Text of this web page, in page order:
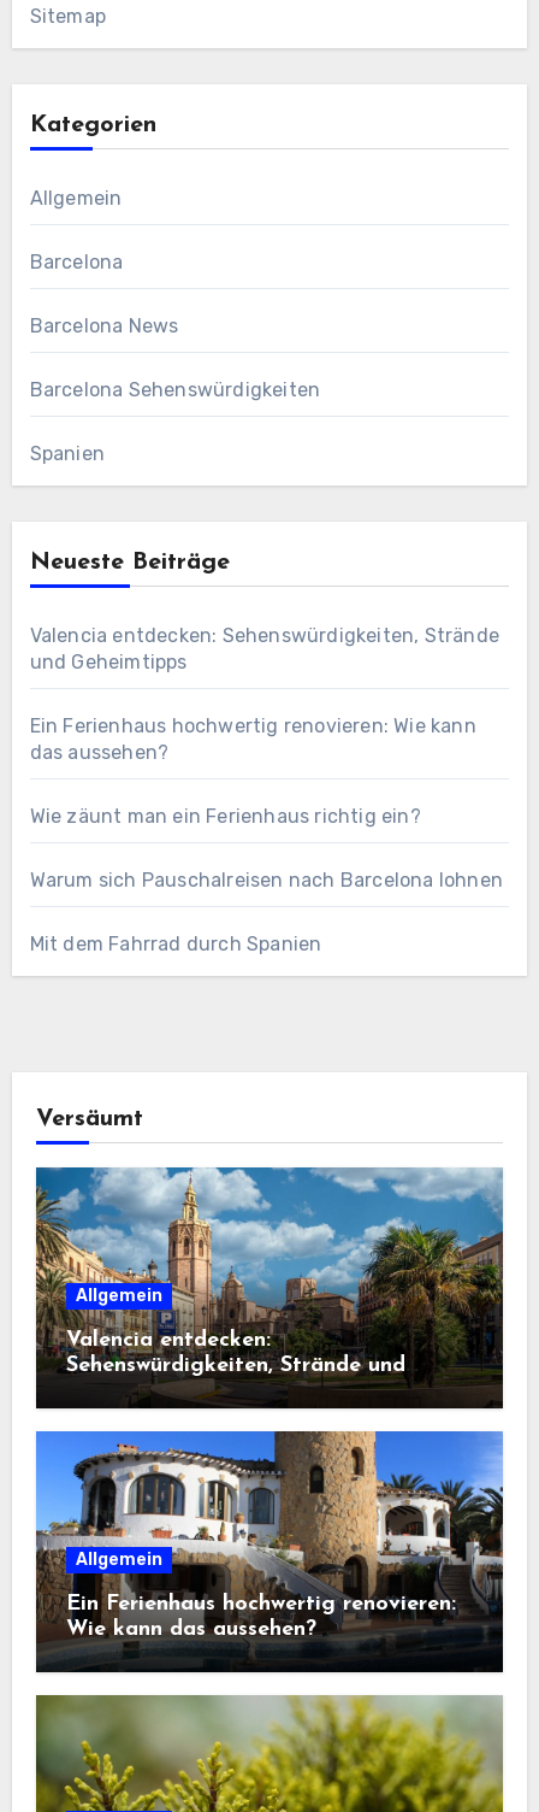
Sitemap
Kategorien
Allgemein
Barcelona
Barcelona News
Barcelona Sehenswürdigkeiten
Spanien
Neueste Beiträge
Valencia entdecken: Sehenswürdigkeiten, Strände
und Geheimtipps
Ein Ferienhaus hochwertig renovieren: Wie kann
das aussehen?
Wie zäunt man ein Ferienhaus richtig ein?
Warum sich Pauschalreisen nach Barcelona lohnen
Mit dem Fahrrad durch Spanien
Versäumt
Allgemein
Valencia entdecken:
Sehenswürdigkeiten, Strände und
Geheimtipps
Allgemein
Ein Ferienhaus hochwertig renovieren:
Wie kann das aussehen?